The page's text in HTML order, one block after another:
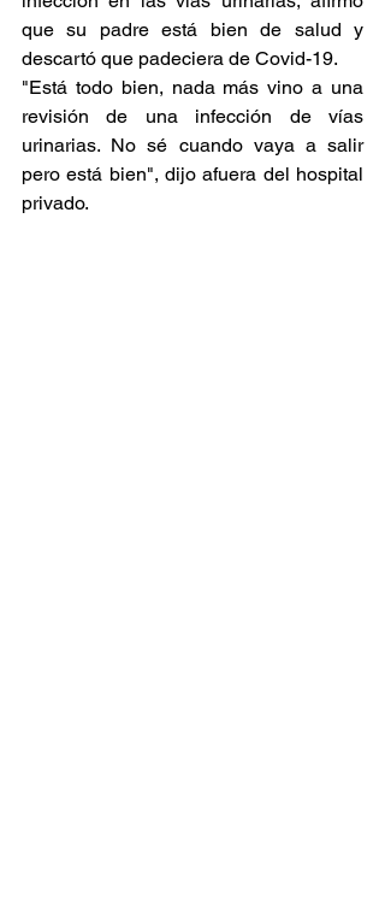
que su padre está bien de salud y
descartó que padeciera de Covid-19.
"Está todo bien, nada más vino a una
revisión de una infección de vías
urinarias. No sé cuando vaya a salir
pero está bien", dijo afuera del hospital
privado.